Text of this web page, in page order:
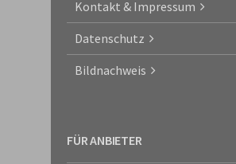
Kontakt & Impressum
Datenschutz
Bildnachweis
FÜR ANBIETER